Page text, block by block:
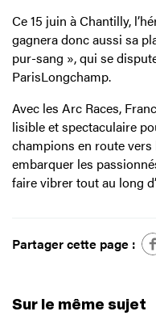
Ce 15 juin à Chantilly,
gagnera donc aussi sa
pur-sang », qui se
ParisLongchamp.
Avec les Arc Races,
lisible et spectaculaire
champions en route
embarquer les
faire vibrer tout au long
Partager cette page :
Sur le même sujet